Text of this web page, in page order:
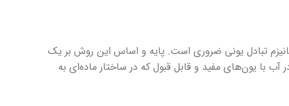
تبادل یونی ضروری است. پایه و اساس این روش بر یک
با یون‌های مفید و قابل قبول که در ساختار ماده‌ای به